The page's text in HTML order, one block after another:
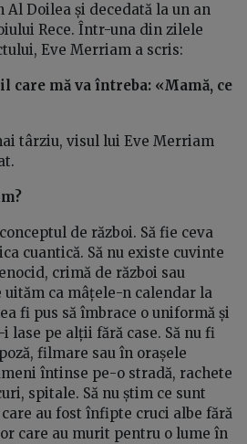
Doilea și decedată la un an
Rece. Într-una din zilele
Eve Merriam a scris:
care mă va întreba: «Mamă, ce
târziu, visul lui Eve Merriam
de război. Să fie ceva
cuantică. Să nu existe cuvinte
crimă de război sau
uităm ca mâțele-n calendar la
fi pus să îmbrace o uniformă și
lase pe alții fără case. Să nu fi
filmare sau în orașele
întinse pe-o stradă, rachete
spitale. Să nu știm ce sunt
au fost înfipte cruci albe fără
care au murit pentru o lume în